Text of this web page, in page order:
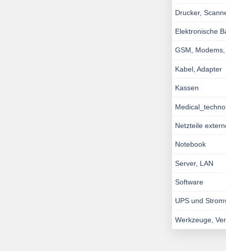
Drucker,
Elektronische
GSM,
Kabel, Adapter
Kassen
Netzteile
Notebook
Server, LAN
Software
UPS und
Werkzeuge,